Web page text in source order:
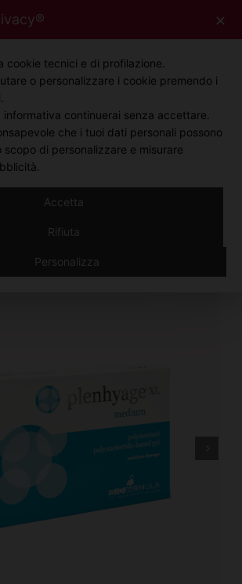
Immagine
✕
cookie tecnici e di profilazione.
o personalizzare i cookie premendo i
continuerai senza accettare.
che i tuoi dati personali possono
scopo di personalizzare e misurare
Accetta
Rifiuta
Personalizza